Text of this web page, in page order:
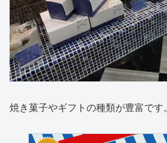
焼き菓子やギフトの種類が豊富です。